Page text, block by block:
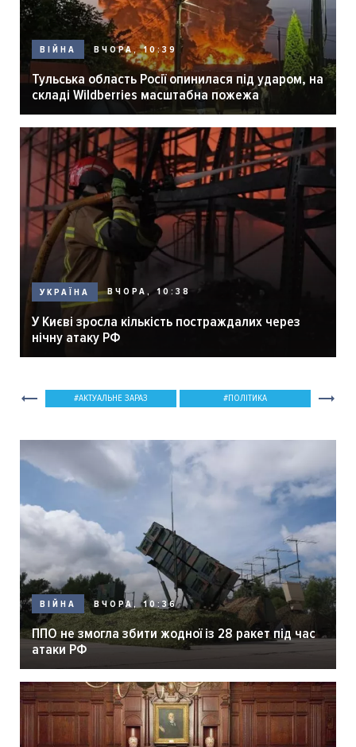
ВІЙНА ВЧОРА, 10:39
Тульська область Росії опинилася під ударом, на
складі Wildberries масштабна пожежа
УКРАЇНА ВЧОРА, 10:38
У Києві зросла кількість постраждалих через
нічну атаку РФ
АКТУАЛЬНЕ ЗАРАЗ ПОЛІТИКА
ВІЙНА ВЧОРА, 10:36
ППО не змогла збити жодної із 28 ракет під час
атаки РФ